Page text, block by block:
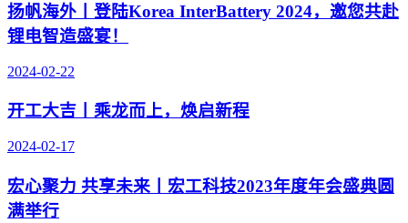
扬帆海外丨登陆Korea InterBattery 2024，邀您共赴
锂电智造盛宴！
2024-02-22
开工大吉丨乘龙而上，焕启新程
2024-02-17
宏心聚力 共享未来丨宏工科技2023年度年会盛典圆
满举行